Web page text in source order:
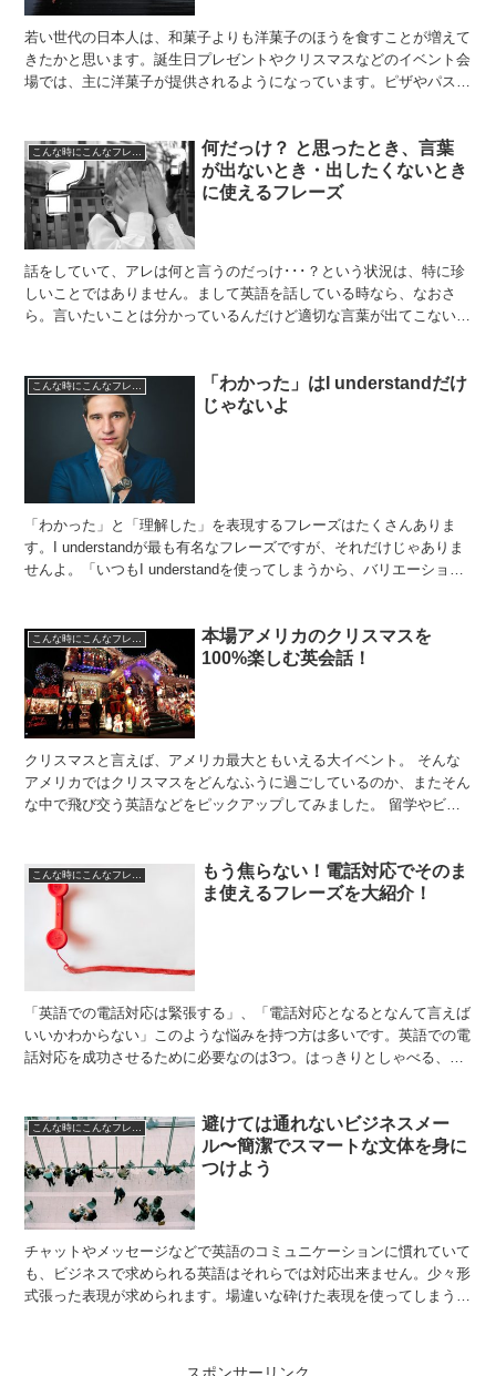
若い世代の日本人は、和菓子よりも洋菓子のほうを食すことが増えて
きたかと思います。誕生日プレゼントやクリスマスなどのイベント会
場では、主に洋菓子が提供されるようになっています。ピザやパスタ
こんな時にこんなフレーズ
何だっけ？ と思ったとき、言葉
が出ないとき・出したくないとき
に使えるフレーズ
話をしていて、アレは何と言うのだっけ･･･？という状況は、特に珍
しいことではありません。まして英語を話している時なら、なおさ
ら。言いたいことは分かっているんだけど適切な言葉が出てこない、
こんな時にこんなフレーズ
「わかった」はI understandだけ
じゃないよ
「わかった」と「理解した」を表現するフレーズはたくさんありま
す。I understandが最も有名なフレーズですが、それだけじゃありま
せんよ。「いつもI understandを使ってしまうから、バリエーション
こんな時にこんなフレーズ
本場アメリカのクリスマスを
100%楽しむ英会話！
クリスマスと言えば、アメリカ最大ともいえる大イベント。 そんな
アメリカではクリスマスをどんなふうに過ごしているのか、またそん
な中で飛び交う英語などをピックアップしてみました。 留学やビジ
もう焦らない！電話対応でそのま
ま使えるフレーズを大紹介！
「英語での電話対応は緊張する」、「電話対応となるとなんて言えば
いいかわからない」このような悩みを持つ方は多いです。英語での電
話対応を成功させるために必要なのは3つ。はっきりとしゃべる、丁
避けては通れないビジネスメー
ル〜簡潔でスマートな文体を身に
つけよう
チャットやメッセージなどで英語のコミュニケーションに慣れていて
も、ビジネスで求められる英語はそれらでは対応出来ません。少々形
式張った表現が求められます。場違いな砕けた表現を使ってしまうと
スポンサーリンク